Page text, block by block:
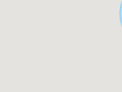
在顧客的各種各樣
因為留意接受的敬